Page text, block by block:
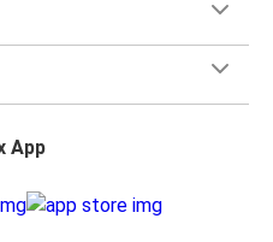
App